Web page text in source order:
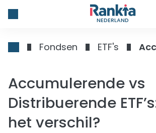
NEDERLAND
Fondsen ETF's
Accumulerende vs
Distribuerende
het verschil?